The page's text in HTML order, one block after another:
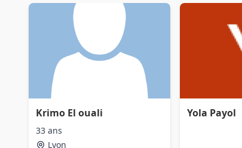
Krimo El ouali
33 ans
Lyon
Yola Payol